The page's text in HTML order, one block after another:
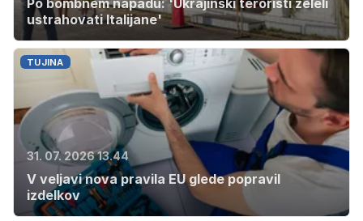
Po bombnem napadu: 'Ukrajinski teroristi želeli
ustrahovati Italijane'
TUJINA
31. 07. 2026 13.44
V veljavi nova pravila EU glede popravil
izdelkov